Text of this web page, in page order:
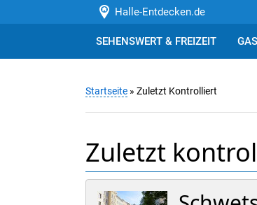
Halle-Entdecken.de
SEHENSWERT & FREIZEIT
Startseite » Zuletzt Kontrolliert
Zuletzt